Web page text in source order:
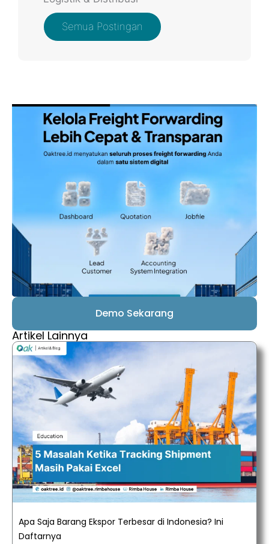
Semua Postingan
Demo Sekarang
Artikel Lainnya
Apa Saja Barang Ekspor Terbesar di Indonesia? Ini
Daftarnya